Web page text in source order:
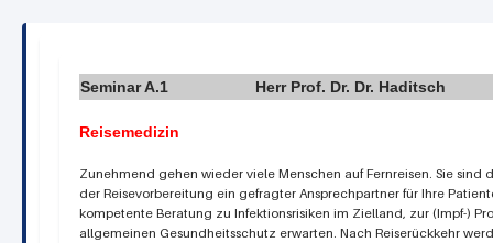
Seminar A.1 Herr Prof. Dr. Dr. Haditsch
Reisemedizin
Zunehmend gehen wieder viele Menschen auf Fernreisen. Sie sind
der Reisevorbereitung ein gefragter Ansprechpartner für Ihre
kompetente Beratung zu Infektionsrisiken im Zielland, zur (Impf-)
allgemeinen Gesundheitsschutz erwarten. Nach Reiserückkehr